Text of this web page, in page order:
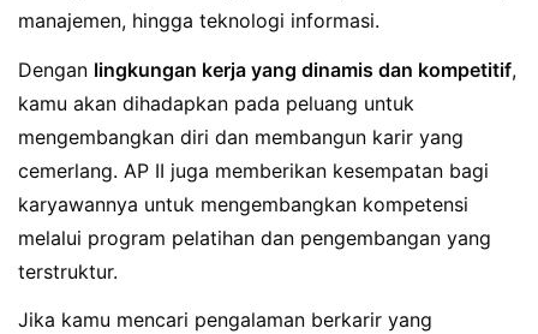
manajemen, hingga teknologi informasi.
Dengan lingkungan kerja yang dinamis dan kompetitif,
kamu akan dihadapkan pada peluang untuk
mengembangkan diri dan membangun karir yang
cemerlang. AP II juga memberikan kesempatan bagi
karyawannya untuk mengembangkan kompetensi
melalui program pelatihan dan pengembangan yang
terstruktur.
Jika kamu mencari pengalaman berkarir yang